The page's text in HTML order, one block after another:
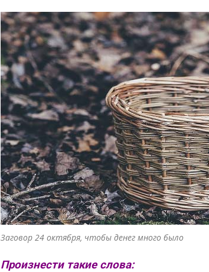
Заговор 24 октября, чтобы денег много было
Произнести такие слова: